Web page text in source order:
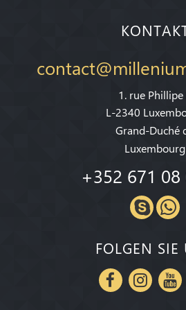
1. rue Phillipe
L-2340
Grand-Duché
Luxembourg
+352 671 08
FOLGEN SIE